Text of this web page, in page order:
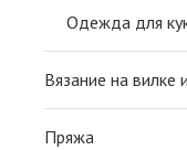
Одежда для
Вязание на вилке
Пряжа